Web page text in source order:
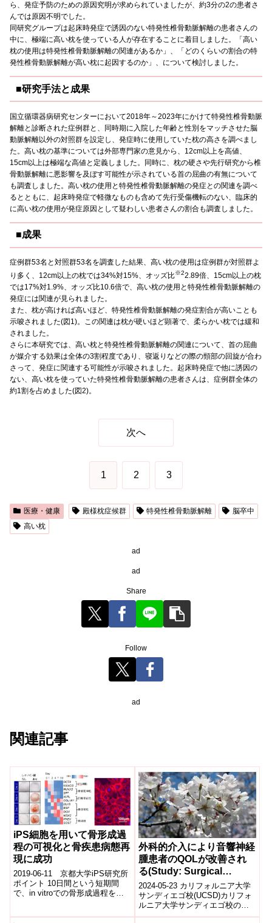
ら、発症予防のための原因究明が求められていましたが、約3分の2の患者さ
んでは原因不明でした。
同研究グループは起床時発症で誘因のない特発性椎骨動脈解離の患者さんの
中に、極端に高い枕を使っている人が存在することに着目しました。「高い
枕の使用は特発性椎骨動脈解離の関連があるか」、「どのくらいの割合の特
発性椎骨動脈解離が高い枕に起因するのか」、について検討しました。
■研究手法と成果
国立循環器病研究センターにおいて2018年～2023年にかけて特発性椎骨動脈
解離と診断された症例群と、同時期に入院した年齢と性別をマッチさせた脳
動脈解離以外の対照群を設定し、発症時に使用していた枕の高さを調べまし
た。高い枕の基準については外部専門家の意見から、12cm以上を高値、
15cm以上は極端な高値と定義しました。同時に、枕の硬さや先行研究から椎
骨動脈解離に悪影響を及ぼす可能性が示されている首の屈曲の有無について
も調査しました。高い枕の使用と特発性椎骨動脈解離の発症との関連を調べ
るとともに、起床時発症で軽微なものも含めて先行受傷機転のない、臨床的
に高い枕の使用が発症原因として疑わしい患者さんの割合も調査しました。
■成果
症例群53名と対照群53名を調査した結果、高い枕の使用は症例群が対照群よ
り多く、12cm以上の枕では34%対15%、オッズ比※22.89倍、15cm以上の枕
では17%対1.9%、オッズ比10.6倍で、高い枕の使用と特発性椎骨動脈解離の
発症には関連が見られました。
また、枕が高ければ高いほど、特発性椎骨動脈解離の発症割合が高いことも
示唆されました(図1)。この関連は枕が硬いほど顕著で、柔らかい枕では緩和
されました。
さらに本研究では、高い枕と特発性椎骨動脈解離の関連について、首の屈曲
が媒介する効果は全体の3割程度であり、寝返りなどの際の頸部の回旋が合わ
さって、発症に関連する可能性が示唆されました。起床時発症で他に誘因の
ない、高い枕を使っていた特発性椎骨動脈解離の患者さんは、症例群全体の
約1割を占めました(図2)。
次へ
1 2 3
医療・健康 殿様枕症候群 特発性椎骨動脈解離
脳卒中
高い枕
ad
ad
Share
Follow
ad
関連記事
iPS細胞を用いて骨形成過
程の可視化と骨疾患病態再
現に成功
2019-06-11 京都大学iPS研究所
ポイント 10日間という短期間
で、in vitroでの骨形成過程を表
外科的介入により音響神経
腫患者のQOLが改善され
る(Study: Surgical
Intervention Improves
Quality of Life for
Patients with Acoustic
Neuroma)
2024-05-23 カリフォルニア大学
サンディエゴ校(UCSD)カリフォ
ルニア大学サンディエゴ校の研
究者は、新しい外科手法を用い